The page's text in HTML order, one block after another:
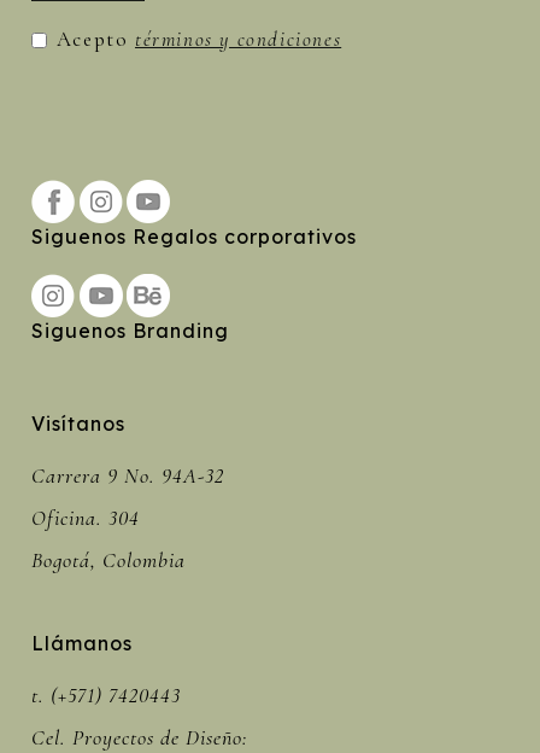
Acepto términos y condiciones
Siguenos Regalos corporativos
Siguenos Branding
Visítanos
Carrera 9 No. 94A-32
Oficina. 304
Bogotá, Colombia
Llámanos
t. (+571) 7420443
Cel. Proyectos de Diseño: